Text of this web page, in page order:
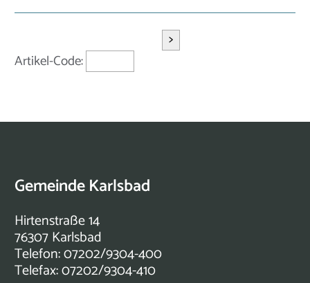
Artikel-Code:
>
Gemeinde Karlsbad
Hirtenstraße 14
76307 Karlsbad
Telefon: 07202/9304-400
Telefax: 07202/9304-410